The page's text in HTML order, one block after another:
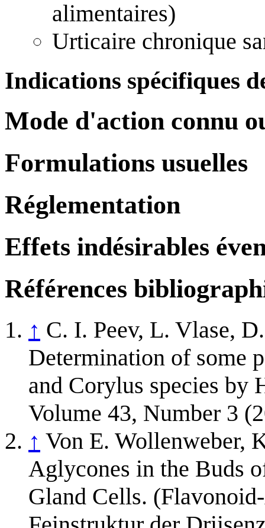
alimentaires)
Urticaire chronique
Indications spécifiques
Mode d'action connu
Formulations usuelles
Réglementation
Effets indésirables
Références
↑ C. I. Peev, L. Vlase,
Determination of some
and Corylus species by
Volume 43, Number 3
↑ Von E. Wollenweber,
Aglycones in the Buds
Gland Cells.